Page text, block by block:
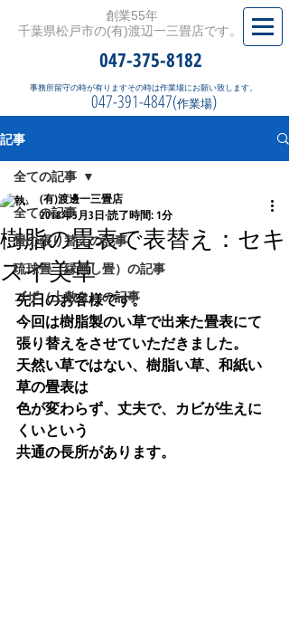
創業55年
千葉県松戸市の(有)渡辺一三畳店です。
047-375-8182
事務所留守の時が有りますその時は作業場にお願い致します。
047-391-4847(作業場)
記事
全ての記事
畳の張り替えの記事
琉球畳（縁無し畳）の記事
ゴザ（上敷き）の記事
全ての記事
樹脂の畳表で表替え：セキ
スイ美草
(有)渡邊一三畳店
2018年5月3日 読了時間: 1分
先日のお客様です。
今回は樹脂製のい草で出来た畳表にて
張り替えをさせていただきました。
天然い草ではない、樹脂い草、和紙い
草の畳表は
色が変わらず、丈夫で、カビが生えに
くいという
共通の長所があります。